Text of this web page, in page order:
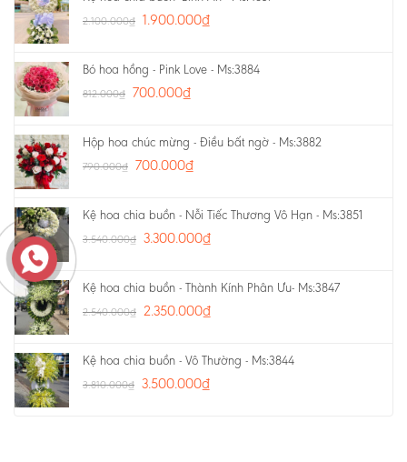
2.100.000₫ 1.900.000₫
Bó hoa hồng - Pink Love - Ms:3884
812.000₫ 700.000₫
Hộp hoa chúc mừng - Điều bất ngờ - Ms:3882
790.000₫ 700.000₫
Kệ hoa chia buồn - Nỗi Tiếc Thương Vô Hạn - Ms:3851
3.540.000₫ 3.300.000₫
Kệ hoa chia buồn - Thành Kính Phân Ưu- Ms:3847
2.540.000₫ 2.350.000₫
Kệ hoa chia buồn - Vô Thường - Ms:3844
3.810.000₫ 3.500.000₫